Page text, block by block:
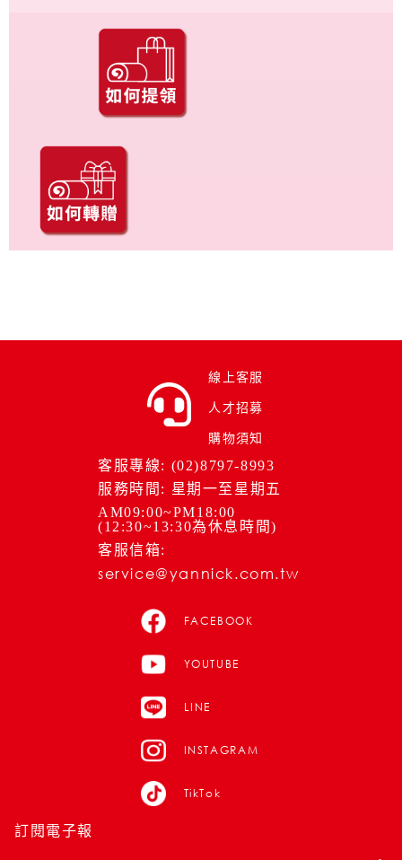
線上客服
人才招募
購物須知
客服專線: (02)8797-8993
服務時間: 星期一至星期五
AM09:00~PM18:00
(12:30~13:30為休息時間)
客服信箱:
service@yannick.com.tw
FACEBOOK
YOUTUBE
LINE
INSTAGRAM
TikTok
訂閱電子報